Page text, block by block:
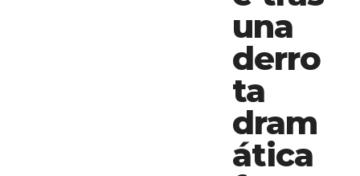
una
derro
ta
dram
ática